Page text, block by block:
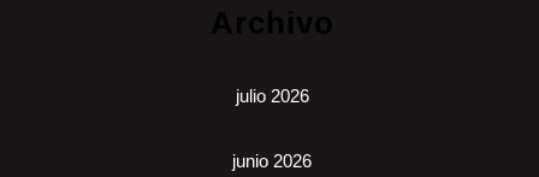
Archivo
julio 2026
junio 2026